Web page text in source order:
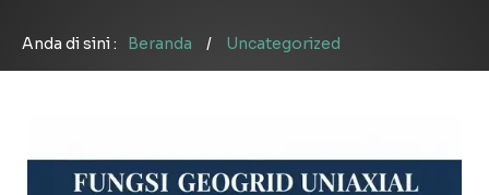
Anda di sini : Beranda / Uncategorized